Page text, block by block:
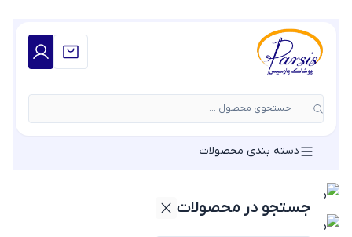
جستجوی محصول ...
جستجو در محصولات
دسته بندی محصولات